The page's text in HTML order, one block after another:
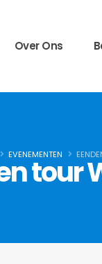
Over Ons
EVENEMENTENtour